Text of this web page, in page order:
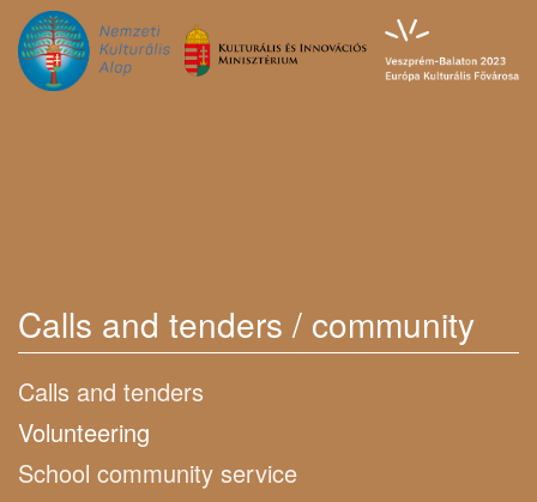
Calls and tenders / community
Calls and tenders
Volunteering
School community service